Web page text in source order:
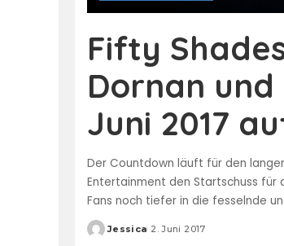
Fifty
Dornan
Juni 2017
Der Countdown läuft für den
Entertainment den Startschuss für
Fans noch tiefer in die fesselnde
Posted
Jessica 2. Juni 2017